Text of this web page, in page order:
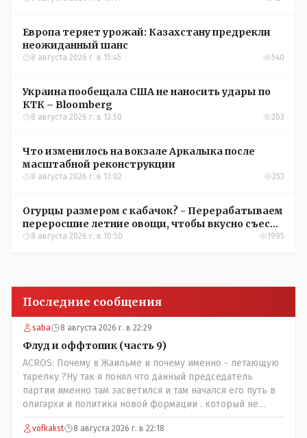
Европа теряет урожай: Казахстану предрекли
неожиданный шанс
8 августа 2026 г. в 15:45 540
Украина пообещала США не наносить удары по
КТК – Bloomberg
8 августа 2026 г. в 13:50 203
Что изменилось на вокзале Аркалыка после
масштабной реконструкции
8 августа 2026 г. в 13:02 353
Огурцы размером с кабачок? - Перерабатываем
переросшие летние овощи, чтобы вкусно съесть
зимой
8 августа 2026 г. в 10:50 1995
Последние сообщения
saba 8 августа 2026 г. в 22:29
Флуд и оффтопик (часть 9)
ACROS: Почему в Жаильме и почему именно - летающую
тарелку ?Ну так я понял что данный председатель
партии именно там засветился и там начался его путь в
олигархи и политика новой формации . который не
стесняется указать президенту на необходимость
скорого ухода! А летающая тарелка, потому что ещё не
vofkakst 8 августа 2026 г. в 22:18